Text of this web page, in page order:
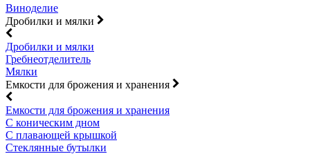
Виноделие
Дробилки и мялки
Дробилки и мялки
Гребнеотделитель
Мялки
Емкости для брожения и хранения
Емкости для брожения и хранения
С коническим дном
С плавающей крышкой
Стеклянные бутылки